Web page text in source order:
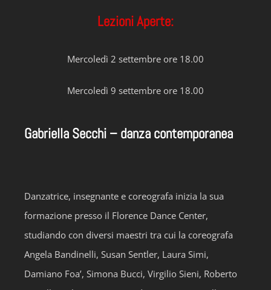
Lezioni Aperte:
Mercoledì 2 settembre ore 18.00
Mercoledì 9 settembre ore 18.00
Gabriella Secchi – danza contemporanea
Danzatrice, insegnante e coreografa inizia la sua
formazione presso il Florence Dance Center,
studiando con diversi maestri tra cui la coreografa
Angela Bandinelli, Susan Sentler, Laura Simi,
Damiano Foa’, Simona Bucci, Virgilio Sieni, Roberto